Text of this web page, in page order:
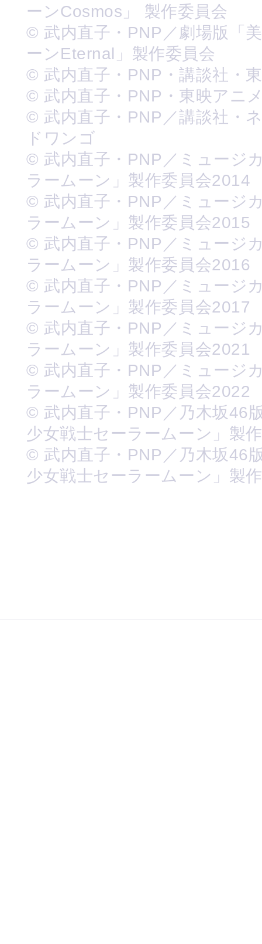
ーンCosmos」 製作委員会
© 武内直子・PNP／劇場版「
ーンEternal」製作委員会
© 武内直子・PNP・講談社・
© 武内直子・PNP・東映アニ
© 武内直子・PNP／講談社・
ドワンゴ
© 武内直子・PNP／ミュージ
ラームーン」製作委員会2014
© 武内直子・PNP／ミュージ
ラームーン」製作委員会2015
© 武内直子・PNP／ミュージ
ラームーン」製作委員会2016
© 武内直子・PNP／ミュージ
ラームーン」製作委員会2017
© 武内直子・PNP／ミュージ
ラームーン」製作委員会2021
© 武内直子・PNP／ミュージ
ラームーン」製作委員会2022
© 武内直子・PNP／乃木坂46
少女戦士セーラームーン」製
© 武内直子・PNP／乃木坂46
少女戦士セーラームーン」製